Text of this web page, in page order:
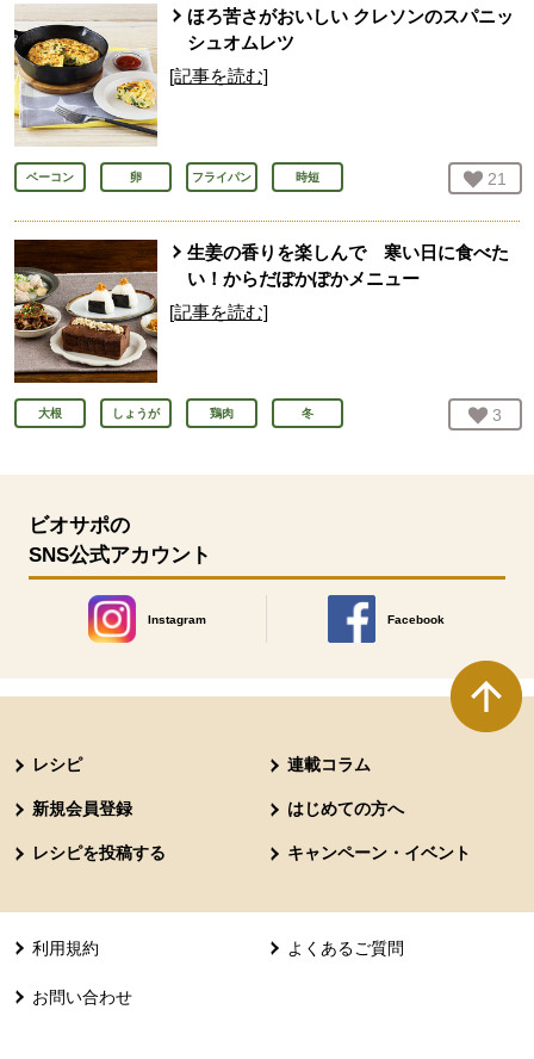
ほろ苦さがおいしい クレソンのスパニッ
シュオムレツ
[記事を読む]
ベーコン 卵 フライパン 時短 お気
21
生姜の香りを楽しんで 寒い日に食べた
い！からだぽかぽかメニュー
[記事を読む]
大根 しょうが 鶏肉 冬 お気
3
ビオサポの
SNS公式アカウント
Instagram
別のウィンドウで開きます。
Facebook
別のウィンドウで開きます
レシピ 連載コラム
新規会員登録 はじめての方へ
レシピを投稿する キャンペーン・イベント
利用規約 よくあるご質問
お問い合わせ